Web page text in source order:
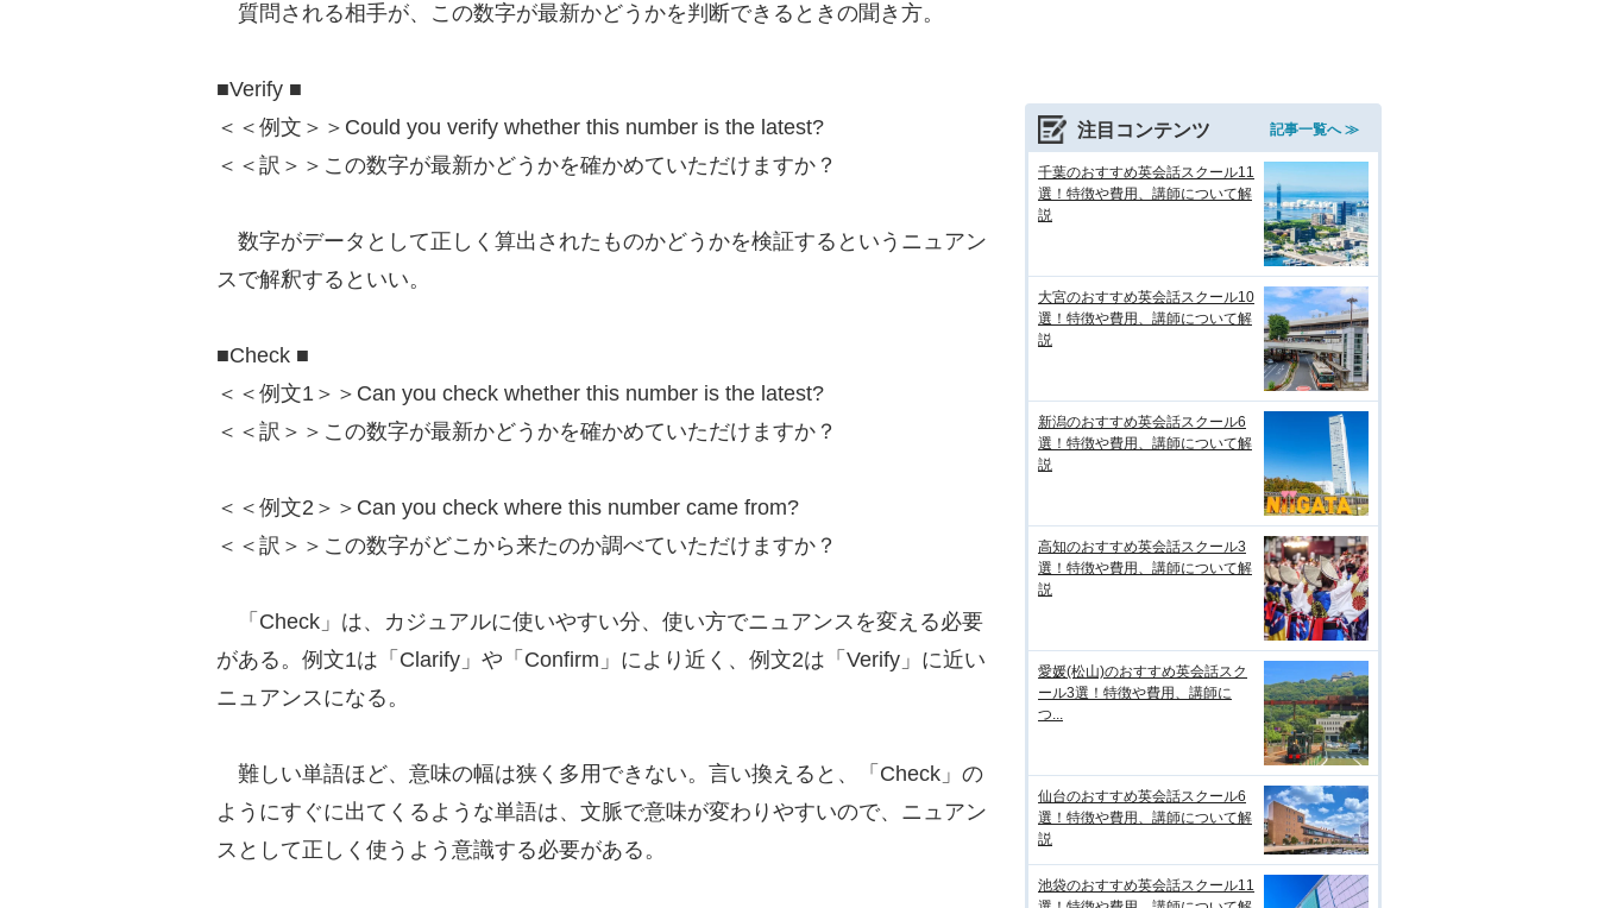
質問される相手が、この数字が最新かどうかを判断できるときの聞き方。
■Verify ■
＜＜例文＞＞Could you verify whether this number is the latest?
＜＜訳＞＞この数字が最新かどうかを確かめていただけますか？
数字がデータとして正しく算出されたものかどうかを検証するというニュアン
スで解釈するといい。
■Check ■
＜＜例文1＞＞Can you check whether this number is the latest?
＜＜訳＞＞この数字が最新かどうかを確かめていただけますか？
＜＜例文2＞＞Can you check where this number came from?
＜＜訳＞＞この数字がどこから来たのか調べていただけますか？
「Check」は、カジュアルに使いやすい分、使い方でニュアンスを変える必要
がある。例文1は「Clarify」や「Confirm」により近く、例文2は「Verify」に近い
ニュアンスになる。
難しい単語ほど、意味の幅は狭く多用できない。言い換えると、「Check」の
ようにすぐに出てくるような単語は、文脈で意味が変わりやすいので、ニュアン
スとして正しく使うよう意識する必要がある。
注目コンテンツ 記事一覧へ ≫
千葉のおすすめ英会話スクール11
選！特徴や費用、講師について解
説
大宮のおすすめ英会話スクール10
選！特徴や費用、講師について解
説
新潟のおすすめ英会話スクール6
選！特徴や費用、講師について解
説
高知のおすすめ英会話スクール3
選！特徴や費用、講師について解
説
愛媛(松山)のおすすめ英会話スク
ール3選！特徴や費用、講師に
つ...
仙台のおすすめ英会話スクール6
選！特徴や費用、講師について解
説
池袋のおすすめ英会話スクール11